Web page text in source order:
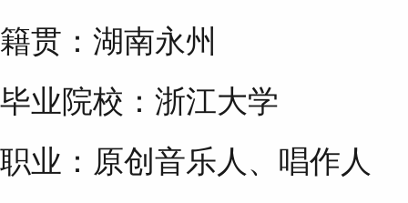
籍贯：湖南永州
毕业院校：浙江大学
职业：原创音乐人、唱作人